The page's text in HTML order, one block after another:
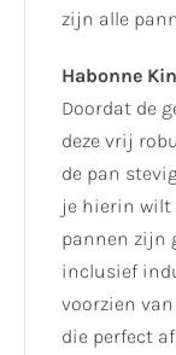
zijn alle
Habonne
Doordat de
deze vrij
de pan
je hierin wilt
pannen zijn
inclusief
voorzien
die perfect